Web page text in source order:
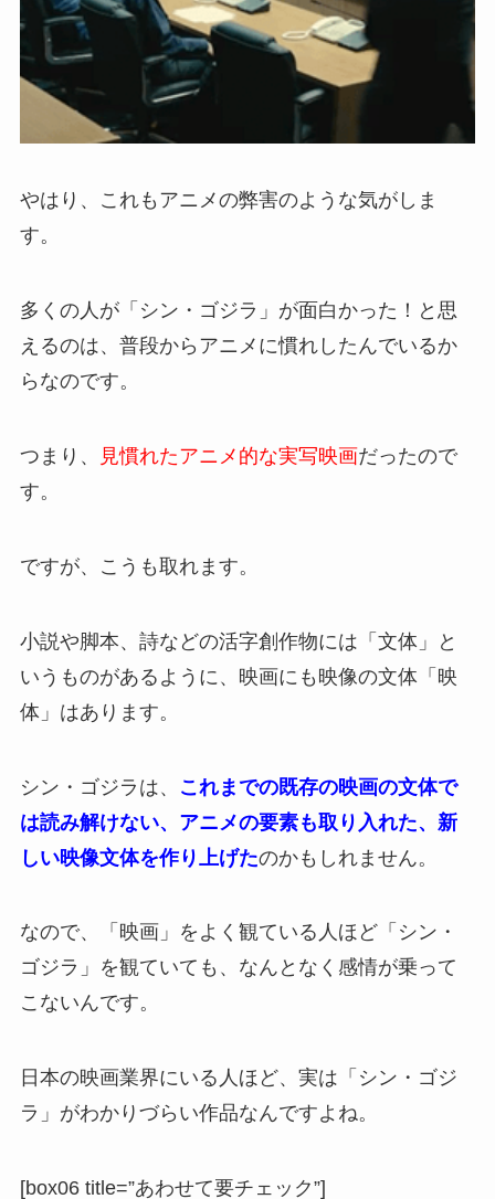
やはり、これもアニメの弊害のような気がしま
す。
多くの人が「シン・ゴジラ」が面白かった！と思
えるのは、普段からアニメに慣れしたんでいるか
らなのです。
つまり、 見慣れたアニメ的な実写映画だったので
す。
ですが、こうも取れます。
小説や脚本、詩などの活字創作物には「文体」と
いうものがあるように、映画にも映像の文体「映
体」はあります。
シン・ゴジラは、
これまでの既存の映画の文体で
は読み解けない、アニメの要素も取り入れた、新
しい映像文体を作り上げたのかもしれません。
なので、「映画」をよく観ている人ほど「シン・
ゴジラ」を観ていても、なんとなく感情が乗って
こないんです。
日本の映画業界にいる人ほど、実は「シン・ゴジ
ラ」がわかりづらい作品なんですよね。
[box06 title=”あわせて要チェック”]